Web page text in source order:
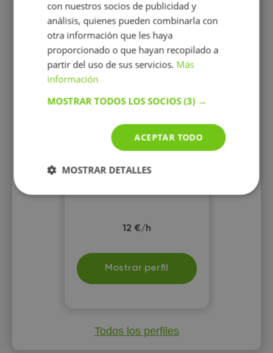
Soy una estudiante de
Ciencias Biomédicas y me
ofrezco a dar clases de
cualquier asignatura a niños
12 €/h
Mostrar perfil
Todos los perfiles
con nuestros socios de publicidad y
análisis, quienes pueden combinarla con
otra información que les haya
proporcionado o que hayan recopilado a
partir del uso de sus servicios. Más
información
MOSTRAR TODOS LOS SOCIOS(3) →
ACEPTAR TODO
MOSTRAR DETALLES